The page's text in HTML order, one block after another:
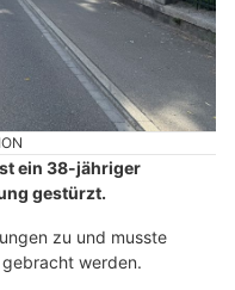
ein 38-jähriger
gestürzt.
zu und musste
werden.